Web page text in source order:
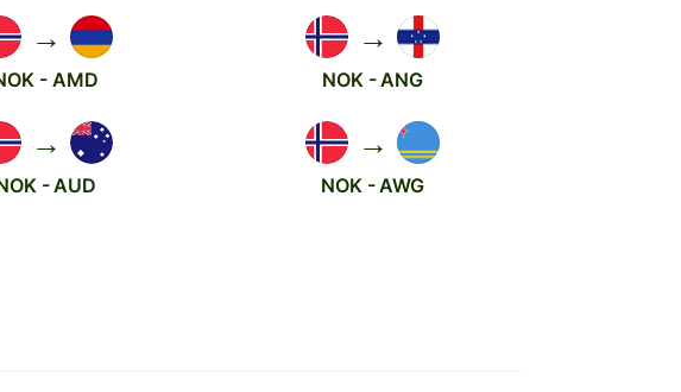
→
- AMD
→
NOK - ANG
→
- AUD
→
NOK - AWG